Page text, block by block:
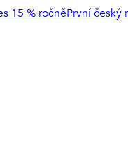
15 % ročněPrvní český